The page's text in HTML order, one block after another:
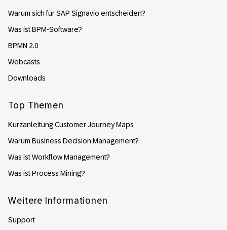
Warum sich für SAP Signavio entscheiden?
Was ist BPM-Software?
BPMN 2.0
Webcasts
Downloads
Top Themen
Kurzanleitung Customer Journey Maps
Warum Business Decision Management?
Was ist Workflow Management?
Was ist Process Mining?
Weitere Informationen
Support